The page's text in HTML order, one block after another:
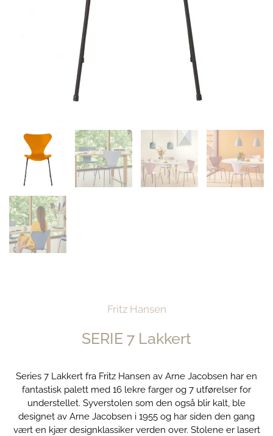
Fritz Hansen
SERIE 7 Lakkert
Series 7 Lakkert fra Fritz Hansen av Arne Jacobsen har en
fantastisk palett med 16 lekre farger og 7 utførelser for
understellet. Syverstolen som den også blir kalt, ble
designet av Arne Jacobsen i 1955 og har siden den gang
vært en kjær designklassiker verden over. Stolene er lasert